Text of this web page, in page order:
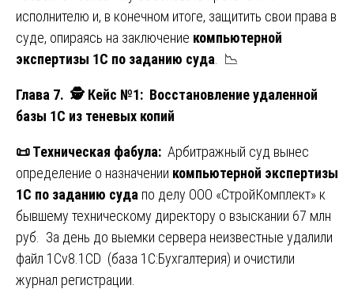
исполнителю и, в конечном итоге, защитить свои права в
суде, опираясь на заключение компьютерной
экспертизы 1С по заданию суда . 📉
Глава 7. 🕵️ Кейс №1: Восстановление удаленной
базы 1С из теневых копий
📜Техническая фабула: Арбитражный суд вынес
определение о назначении компьютерной экспертизы
1С по заданию суда по делу ООО «СтройКомплект» к
бывшему техническому директору о взыскании 67 млн
руб. За день до выемки сервера неизвестные удалили
файл 1Cv8.1CD (база 1С:Бухгалтерия) и очистили
журнал регистрации.